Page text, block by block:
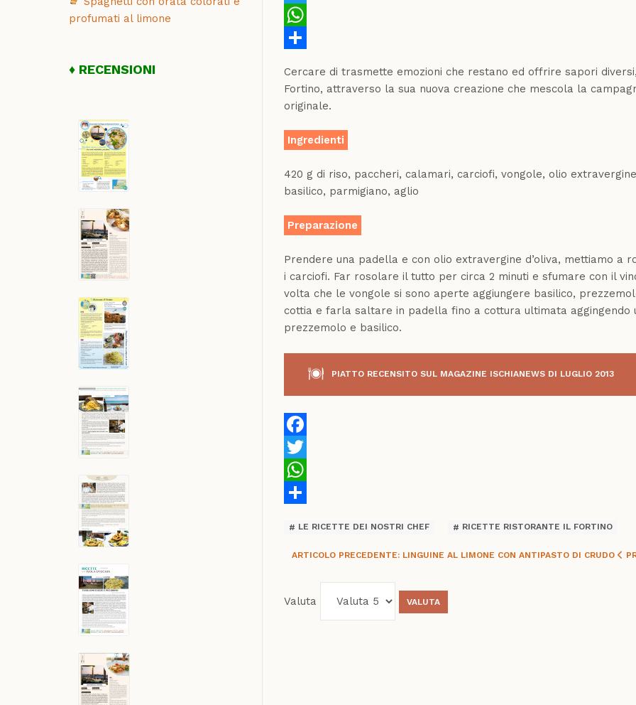
Twitter
WhatsApp
Cercare di trasmette emozioni che restano ed offrire sapori
Fortino, attraverso la sua nuova creazione che mescola la
originale.
Ingredienti
420 g di riso, paccheri, calamari, carciofi, vongole, olio
basilico, parmigiano, aglio
Preparazione
Prendere una padella e con olio extravergine d’oliva, mettiamo a
i carciofi. Far rosolare il tutto per circa 2 minuti e sfumare con il
volta che le vongole si sono aperte aggiungere basilico,
cottia e farla saltare in padella fino a cottura ultimata aggingendo
prezzemolo e basilico.
PIATTO RECENSITO SUL MAGAZINE ISCHIANEWS DI LUGLIO 2013
Facebook
Twitter
WhatsApp
LE RICETTE DEI NOSTRI CHEF RICETTE RISTORANTE IL FORTINO
ARTICOLO PRECEDENTE: LINGUINE AL LIMONE CON ANTIPASTO DI CRUDO
Valuta
profumati al limone
RECENSIONI